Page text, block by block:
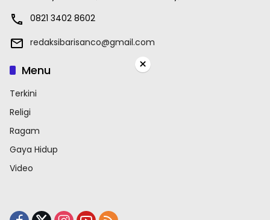
0821 3402 8602
redaksibarisanco@gmail.com
Menu
Terkini
Religi
Ragam
Gaya Hidup
Video
×